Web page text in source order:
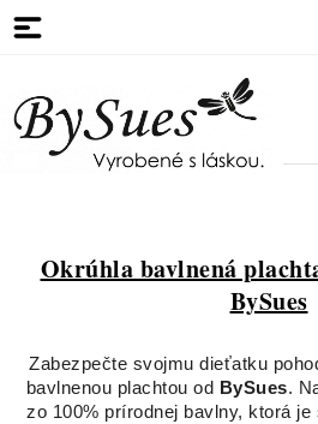
Okrúhla bavlnená
BySues
Zabezpečte svojmu dieťatku
bavlnenou plachtou od
BySues.
zo 100% prírodnej bavlny, ktorá